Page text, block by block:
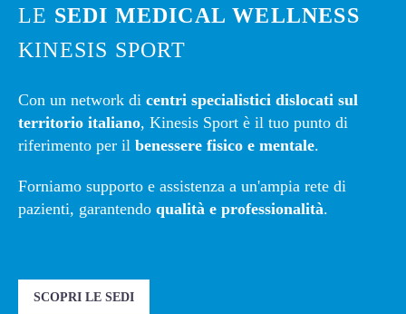
LE SEDI MEDICAL WELLNESS
KINESIS SPORT
Con un network di centri specialistici dislocati sul
territorio italiano, Kinesis Sport è il tuo punto di
riferimento per il benessere fisico e mentale.
Forniamo supporto e assistenza a un'ampia rete di
pazienti, garantendo qualità e professionalità.
SCOPRI LE SEDI